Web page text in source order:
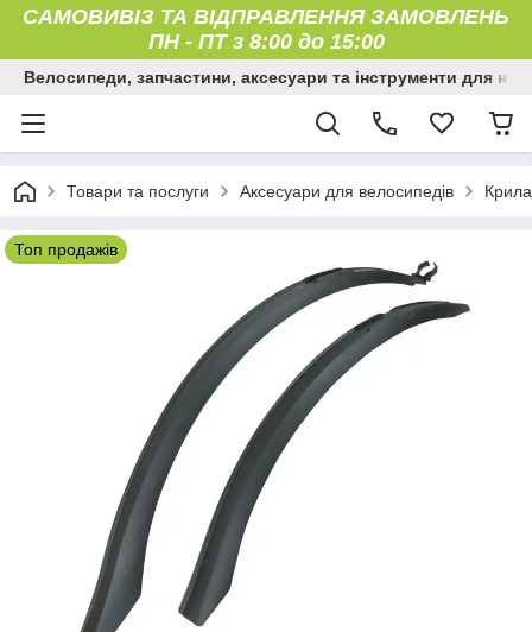
САМОВИВІЗ ТА ВІДПРАВЛЕННЯ ЗАМОВЛЕНЬ
ПН - ПТ з 8:00 до 15:00
Велосипеди, запчастини, аксесуари та інструменти для них
Товари та послуги Аксесуари для велосипедів
Топ продажів